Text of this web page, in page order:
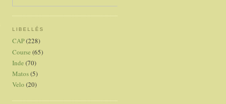
LIBELLÉS
CAP(228)
Course (65)
Inde (70)
Matos(5)
Velo (20)